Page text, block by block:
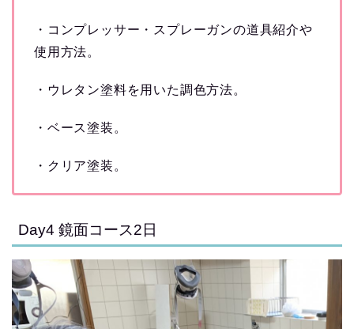
・コンプレッサー・スプレーガンの道具紹介や
使用方法。
・ウレタン塗料を用いた調色方法。
・ベース塗装。
・クリア塗装。
Day4 鏡面コース2日